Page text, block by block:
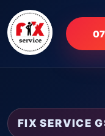
FIX SERVICE